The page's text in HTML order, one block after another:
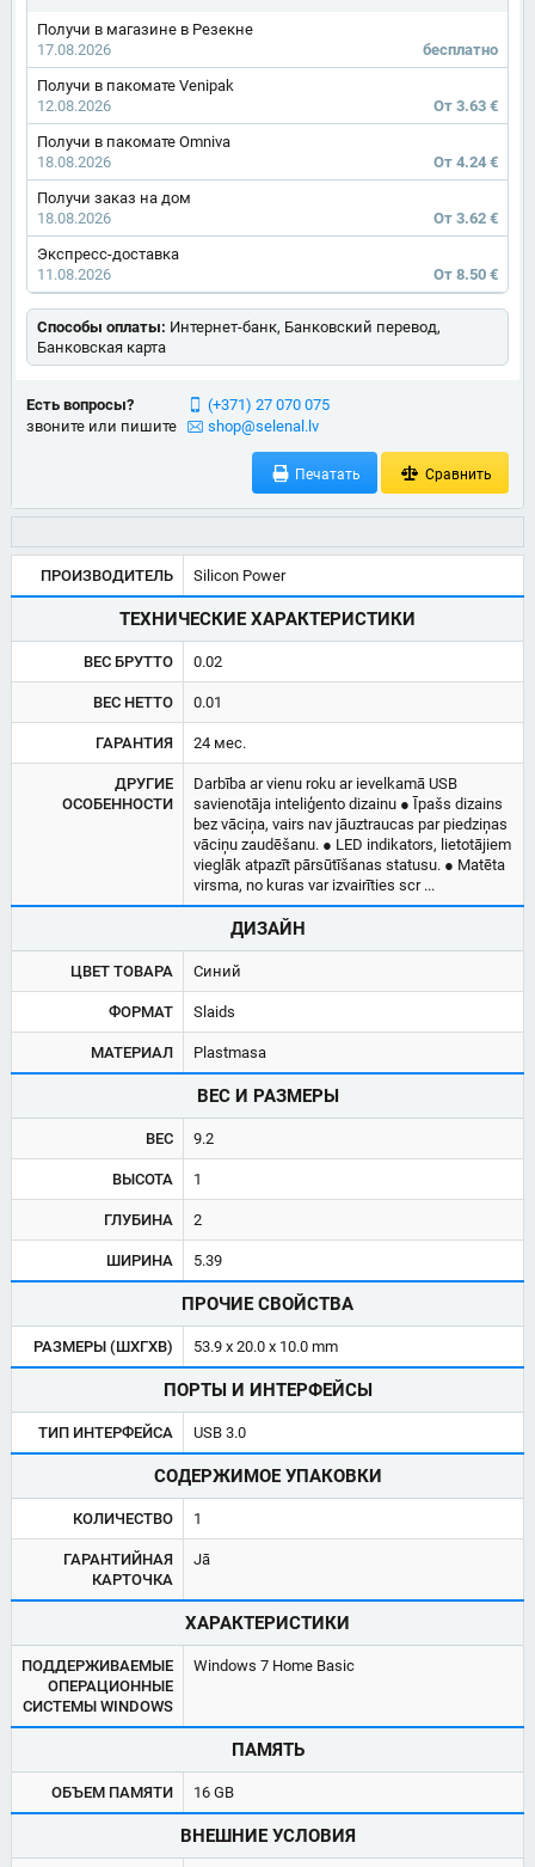
Получи в магазине в Резекне
17.08.2026
бесплатно
Получи в пакомате Venipak
12.08.2026
От 3.63 €
Получи в пакомате Omniva
18.08.2026
От 4.24 €
Получи заказ на дом
18.08.2026
От 3.62 €
Экспресс-доставка
11.08.2026
От 8.50 €
Способы оплаты: Интернет-банк, Банковский перевод,
Банковская карта
Есть вопросы?
звоните или пишите
(+371) 27 070 075
shop@selenal.lv
Печатать Сравнить
ПРОИЗВОДИТЕЛЬ Silicon Power
ТЕХНИЧЕСКИЕ ХАРАКТЕРИСТИКИ
ВЕС БРУТТО 0.02
ВЕС НЕТТО 0.01
ГАРАНТИЯ 24 мес.
ДРУГИЕ
ОСОБЕННОСТИ
Darbība ar vienu roku ar ievelkamā USB
savienotāja inteliģento dizainu ● Īpašs dizains
bez vāciņa, vairs nav jāuztraucas par piedziņas
vāciņu zaudēšanu. ● LED indikators, lietotājiem
vieglāk atpazīt pārsūtīšanas statusu. ● Matēta
virsma, no kuras var izvairīties scr ...
ДИЗАЙН
ЦВЕТ ТОВАРА Синий
ФОРМАТ Slaids
МАТЕРИАЛ Plastmasa
ВЕС И РАЗМЕРЫ
ВЕС 9.2
ВЫСОТА 1
ГЛУБИНА 2
ШИРИНА 5.39
ПРОЧИЕ СВОЙСТВА
РАЗМЕРЫ (ШХГХВ) 53.9 x 20.0 x 10.0 mm
ПОРТЫ И ИНТЕРФЕЙСЫ
ТИП ИНТЕРФЕЙСА USB 3.0
СОДЕРЖИМОЕ УПАКОВКИ
КОЛИЧЕСТВО 1
ГАРАНТИЙНАЯ
КАРТОЧКА
Jā
ХАРАКТЕРИСТИКИ
ПОДДЕРЖИВАЕМЫЕ
ОПЕРАЦИОННЫЕ
СИСТЕМЫ WINDOWS
Windows 7 Home Basic
ПАМЯТЬ
ОБЪЕМ ПАМЯТИ 16 GB
ВНЕШНИЕ УСЛОВИЯ